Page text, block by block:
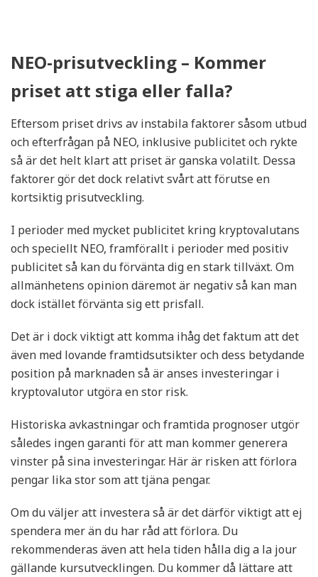
NEO-prisutveckling – Kommer
priset att stiga eller falla?
Eftersom priset drivs av instabila faktorer såsom utbud
och efterfrågan på NEO, inklusive publicitet och rykte
så är det helt klart att priset är ganska volatilt. Dessa
faktorer gör det dock relativt svårt att förutse en
kortsiktig prisutveckling.
I perioder med mycket publicitet kring kryptovalutans
och speciellt NEO, framförallt i perioder med positiv
publicitet så kan du förvänta dig en stark tillväxt. Om
allmänhetens opinion däremot är negativ så kan man
dock istället förvänta sig ett prisfall.
Det är i dock viktigt att komma ihåg det faktum att det
även med lovande framtidsutsikter och dess betydande
position på marknaden så är anses investeringar i
kryptovalutor utgöra en stor risk.
Historiska avkastningar och framtida prognoser utgör
således ingen garanti för att man kommer generera
vinster på sina investeringar. Här är risken att förlora
pengar lika stor som att tjäna pengar.
Om du väljer att investera så är det därför viktigt att ej
spendera mer än du har råd att förlora. Du
rekommenderas även att hela tiden hålla dig a la jour
gällande kursutvecklingen. Du kommer då lättare att